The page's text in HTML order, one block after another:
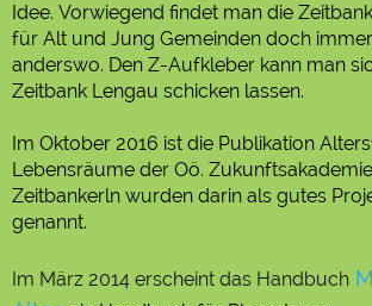
Idee. Vorwiegend findet man die
für Alt und Jung Gemeinden doch
anderswo. Den Z-Aufkleber kann man
Zeitbank Lengau schicken lassen.
Im Oktober 2016 ist die Publikation
Lebensräume der Oö.
Zeitbankerln wurden darin als gutes
genannt.
Im März 2014 erscheint das Handbuch